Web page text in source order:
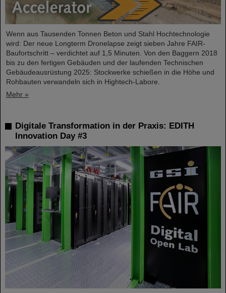
Wenn aus Tausenden Tonnen Beton und Stahl Hochtechnologie
wird: Der neue Longterm Dronelapse zeigt sieben Jahre FAIR-
Baufortschritt – verdichtet auf 1,5 Minuten. Von den Baggern 2018
bis zu den fertigen Gebäuden und der laufenden Technischen
Gebäudeausrüstung 2025: Stockwerke schießen in die Höhe und
Rohbauten verwandeln sich in Hightech-Labore.​
Mehr »
Digitale Transformation in der Praxis: EDITH
Innovation Day #3